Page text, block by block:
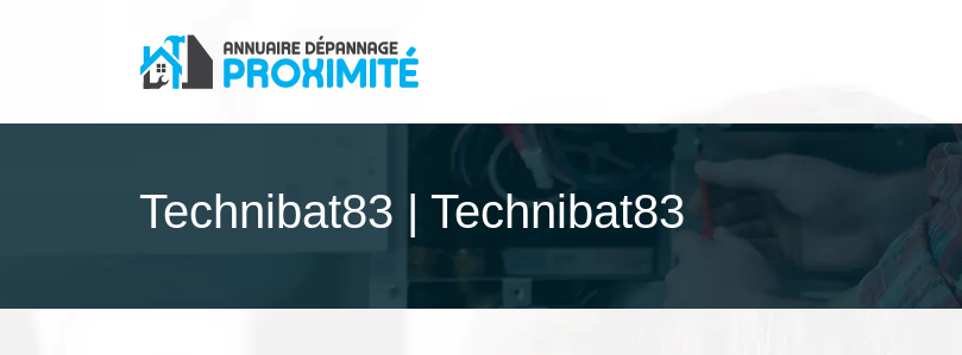
Technibat83 | Technibat83